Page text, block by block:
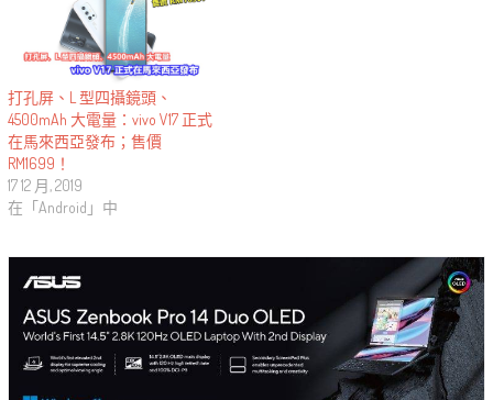
打孔屏、L 型四攝鏡頭、
4500mAh 大電量：vivo V17 正式
在馬來西亞發布；售價
RM1699！
17 12 月, 2019
在「Android」中